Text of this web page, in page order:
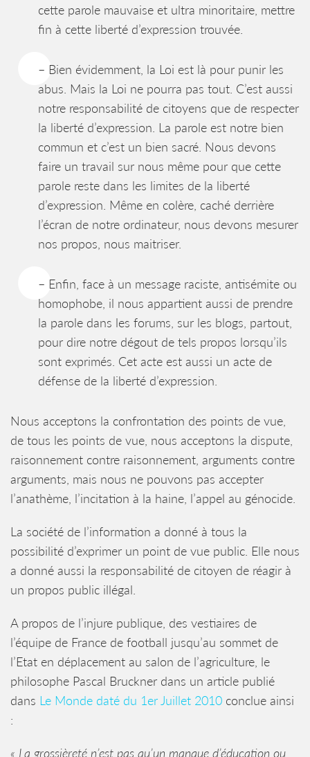
cette parole mauvaise et ultra minoritaire, mettre
fin à cette liberté d’expression trouvée.
– Bien évidemment, la Loi est là pour punir les
abus. Mais la Loi ne pourra pas tout. C’est aussi
notre responsabilité de citoyens que de respecter
la liberté d’expression. La parole est notre bien
commun et c’est un bien sacré. Nous devons
faire un travail sur nous même pour que cette
parole reste dans les limites de la liberté
d’expression. Même en colère, caché derrière
l’écran de notre ordinateur, nous devons mesurer
nos propos, nous maitriser.
– Enfin, face à un message raciste, antisémite ou
homophobe, il nous appartient aussi de prendre
la parole dans les forums, sur les blogs, partout,
pour dire notre dégout de tels propos lorsqu’ils
sont exprimés. Cet acte est aussi un acte de
défense de la liberté d’expression.
Nous acceptons la confrontation des points de vue,
de tous les points de vue, nous acceptons la dispute,
raisonnement contre raisonnement, arguments contre
arguments, mais nous ne pouvons pas accepter
l’anathème, l’incitation à la haine, l’appel au génocide.
La société de l’information a donné à tous la
possibilité d’exprimer un point de vue public. Elle nous
a donné aussi la responsabilité de citoyen de réagir à
un propos public illégal.
A propos de l’injure publique, des vestiaires de
l’équipe de France de football jusqu’au sommet de
l’Etat en déplacement au salon de l’agriculture, le
philosophe Pascal Bruckner dans un article publié
dans Le Monde daté du 1er Juillet 2010 conclue ainsi
:
« La grossièreté n’est pas qu’un manque d’éducation ou